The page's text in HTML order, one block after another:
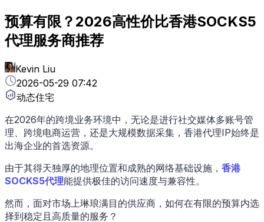
预算有限？2026高性价比香港SOCKS5
代理服务商推荐
Kevin Liu
2026-05-29 07:42
动态住宅
在2026年的跨境业务环境中，无论是进行社交媒体多账号管
理、跨境电商运营，还是大规模数据采集，香港代理IP始终是
出海企业的首选资源。
由于其得天独厚的地理位置和成熟的网络基础设施， 香港
SOCKS5代理能提供极佳的访问速度与兼容性。
然而，面对市场上琳琅满目的供应商，如何在有限的预算内选
择到稳定且高质量的服务？